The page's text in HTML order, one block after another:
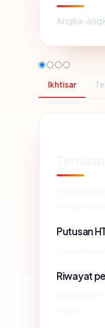
Angka-
Ikhtisar
Putusan
Riwayat